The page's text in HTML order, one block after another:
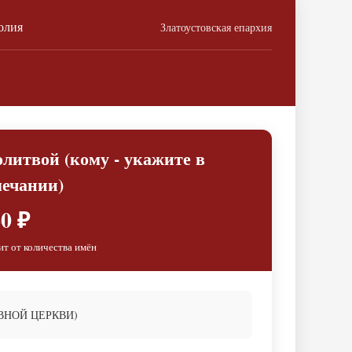
Златоустовская епархия
(кому - укажите в
₽
от количества имён
ЦЕРКВИ)